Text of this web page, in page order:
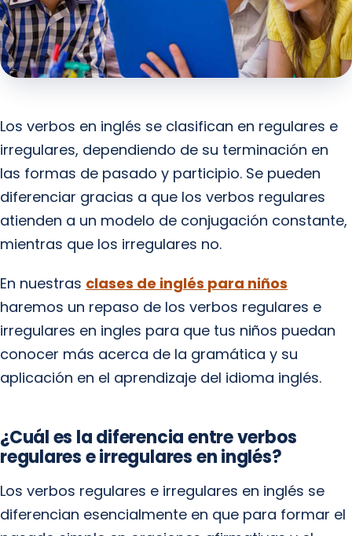
Los verbos en inglés se clasifican en regulares e
irregulares, dependiendo de su terminación en
las formas de pasado y participio. Se pueden
diferenciar gracias a que los verbos regulares
atienden a un modelo de conjugación constante,
mientras que los irregulares no.
En nuestras clases de inglés para niños
haremos un repaso de los verbos regulares e
irregulares en ingles para que tus niños puedan
conocer más acerca de la gramática y su
aplicación en el aprendizaje del idioma inglés.
¿Cuál es la diferencia entre verbos
regulares e irregulares en inglés?
Los verbos regulares e irregulares en inglés se
diferencian esencialmente en que para formar el